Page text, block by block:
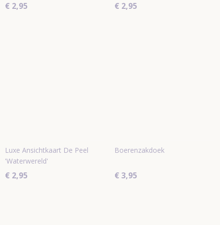
€ 2,95 € 2,95
Luxe Ansichtkaart De Peel
'Waterwereld'
€ 2,95
Boerenzakdoek
€ 3,95